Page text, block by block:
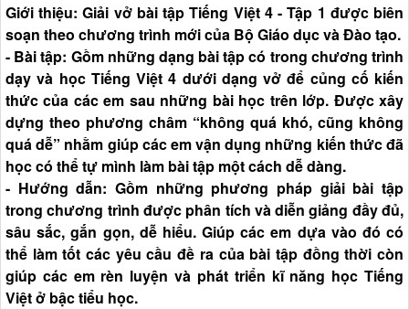
Giới thiệu: Giải vở bài tập Tiếng Việt 4 - Tập 1 được biên
soạn theo chương trình mới của Bộ Giáo dục và Đào tạo.
- Bài tập: Gồm những dạng bài tập có trong chương trình
dạy và học Tiếng Việt 4 dưới dạng vở để củng cố kiến
thức của các em sau những bài học trên lớp. Được xây
dựng theo phương châm “không quá khó, cũng không
quá dễ” nhằm giúp các em vận dụng những kiến thức đã
học có thể tự mình làm bài tập một cách dễ dàng.
- Hướng dẫn: Gồm những phương pháp giải bài tập
trong chương trình được phân tích và diễn giảng đầy đủ,
sâu sắc, gắn gọn, dễ hiểu. Giúp các em dựa vào đó có
thể làm tốt các yêu cầu đề ra của bài tập đồng thời còn
giúp các em rèn luyện và phát triển kĩ năng học Tiếng
Việt ở bậc tiểu học.